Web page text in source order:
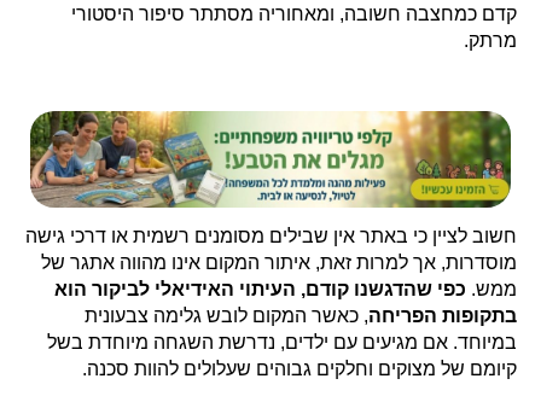
קדם כמחצבה חשובה, ומאחוריה מסתתר סיפור היסטורי
מרתק.
חשוב לציין כי באתר אין שבילים מסומנים רשמית או דרכי גישה
מוסדרות, אך למרות זאת, איתור המקום אינו מהווה אתגר של
ממש. כפי שהדגשנו קודם, העיתוי האידיאלי לביקור הוא
בתקופות הפריחה, כאשר המקום לובש גלימה צבעונית
במיוחד. אם מגיעים עם ילדים, נדרשת השגחה מיוחדת בשל
קיומם של מצוקים וחלקים גבוהים שעלולים להוות סכנה.